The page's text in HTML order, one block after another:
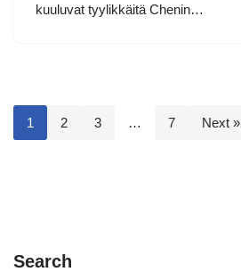
kuuluvat tyylikkäitä Chenin…
1 2 3 … 7 Next »
Search